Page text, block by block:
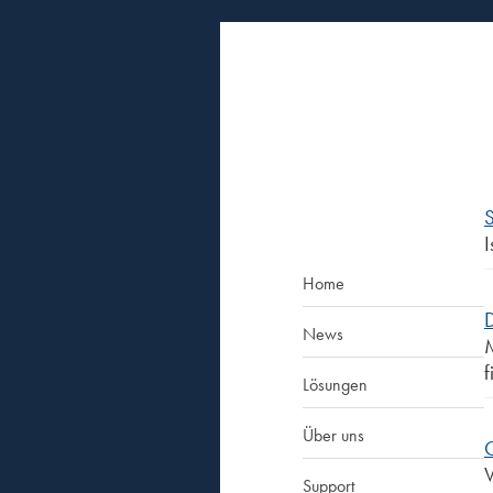
Home
News
Lösungen
Über uns
Support